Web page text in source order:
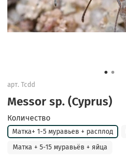
арт. Tcdd
Messor sp. (Cyprus)
Количество
Матка+ 1-5 муравьев + расплод
Матка + 5-15 муравьёв + яйца